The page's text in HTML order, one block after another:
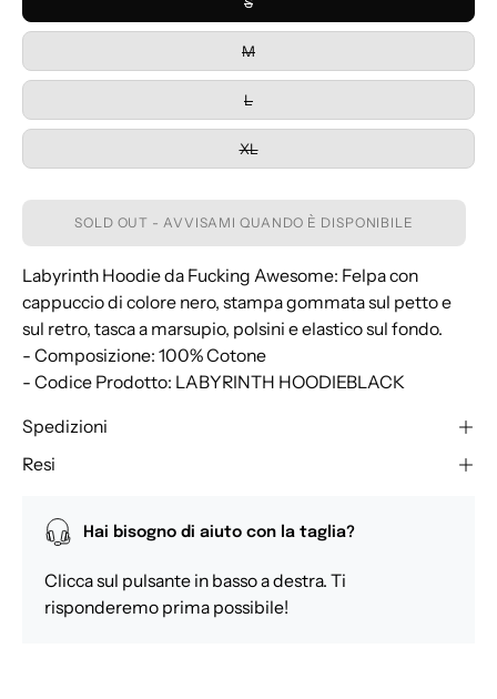
M
L
XL
SOLD OUT - AVVISAMI QUANDO È DISPONIBILE
Labyrinth Hoodie da Fucking Awesome: Felpa con
cappuccio di colore nero, stampa gommata sul petto e
sul retro, tasca a marsupio, polsini e elastico sul fondo.
- Composizione: 100% Cotone
- Codice Prodotto: LABYRINTH HOODIEBLACK
Spedizioni
Resi
Hai bisogno di aiuto con la taglia?
Clicca sul pulsante in basso a destra. Ti
risponderemo prima possibile!